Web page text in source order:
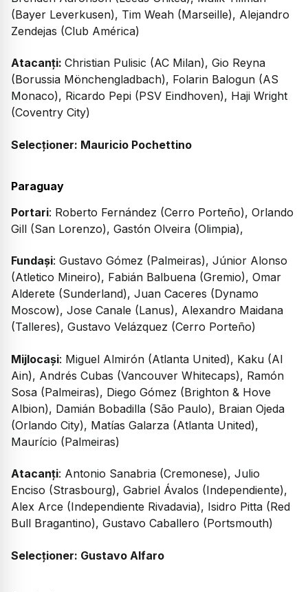
(Bayer Leverkusen), Tim Weah (Marseille), Alejandro
Zendejas (Club América)
Atacanți: Christian Pulisic (AC Milan), Gio Reyna
(Borussia Mönchengladbach), Folarin Balogun (AS
Monaco), Ricardo Pepi (PSV Eindhoven), Haji Wright
(Coventry City)
Selecționer: Mauricio Pochettino
Paraguay
Portari: Roberto Fernández (Cerro Porteño), Orlando
Gill (San Lorenzo), Gastón Olveira (Olimpia),
Fundași: Gustavo Gómez (Palmeiras), Júnior Alonso
(Atletico Mineiro), Fabián Balbuena (Gremio), Omar
Alderete (Sunderland), Juan Caceres (Dynamo
Moscow), Jose Canale (Lanus), Alexandro Maidana
(Talleres), Gustavo Velázquez (Cerro Porteño)
Mijlocași: Miguel Almirón (Atlanta United), Kaku (Al
Ain), Andrés Cubas (Vancouver Whitecaps), Ramón
Sosa (Palmeiras), Diego Gómez (Brighton & Hove
Albion), Damián Bobadilla (São Paulo), Braian Ojeda
(Orlando City), Matías Galarza (Atlanta United),
Maurício (Palmeiras)
Atacanți: Antonio Sanabria (Cremonese), Julio
Enciso (Strasbourg), Gabriel Ávalos (Independiente),
Alex Arce (Independiente Rivadavia), Isidro Pitta (Red
Bull Bragantino), Gustavo Caballero (Portsmouth)
Selecționer: Gustavo Alfaro